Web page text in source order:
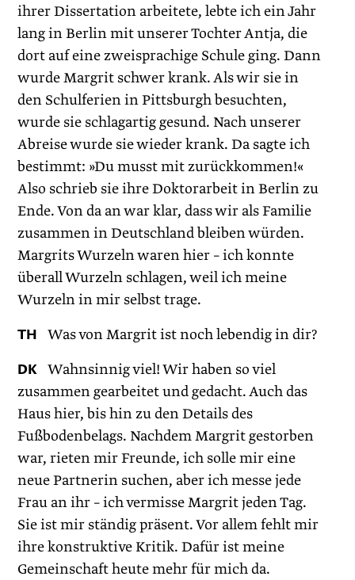
ihrer Dissertation arbeitete, lebte ich ein Jahr
lang in Berlin mit unserer Tochter Antja, die
dort auf eine zweisprachige Schule ging. Dann
wurde Margrit schwer krank. Als wir sie in
den Schulferien in Pittsburgh besuchten,
wurde sie schlagartig gesund. Nach unserer
Abreise wurde sie wieder krank. Da sagte ich
bestimmt: »Du musst mit zurückkommen!«
Also schrieb sie ihre Doktorarbeit in Berlin zu
Ende. Von da an war klar, dass wir als Familie
zusammen in Deutschland bleiben würden.
Margrits Wurzeln waren hier – ich konnte
überall Wurzeln schlagen, weil ich meine
Wurzeln in mir selbst trage.
TH Was von Margrit ist noch lebendig in dir?
DK Wahnsinnig viel! Wir haben so viel
zusammen gearbeitet und gedacht. Auch das
Haus hier, bis hin zu den Details des
Fußbodenbelags. Nachdem Margrit gestorben
war, rieten mir Freunde, ich solle mir eine
neue Partnerin suchen, aber ich messe jede
Frau an ihr – ich vermisse Margrit jeden Tag.
Sie ist mir ständig präsent. Vor allem fehlt mir
ihre konstruktive Kritik. Dafür ist meine
Gemeinschaft heute mehr für mich da.